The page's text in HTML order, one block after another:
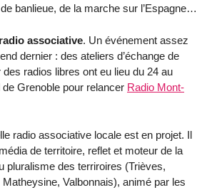
banlieue, de la marche sur l’Espagne…
associative. Un événement assez
dernier : des ateliers d’échange de
radios libres ont eu lieu du 24 au
Grenoble pour relancer Radio Mont-
radio associative locale est en projet. Il
média de territoire, reflet et moteur de la
pluralisme des terriroires (Trièves,
Matheysine, Valbonnais), animé par les